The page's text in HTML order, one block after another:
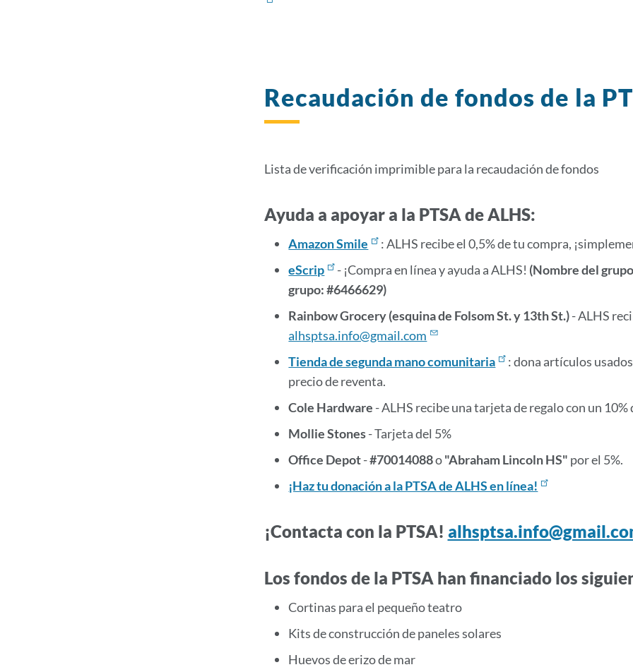
Recaudación de fondos de la
Lista de verificación imprimible para la recaudación de fondos
Ayuda a apoyar a la PTSA de ALHS:
Amazon Smile
: ALHS recibe el 0,5% de tu compra,
eScrip
- ¡Compra en línea y ayuda a ALHS! (Nombre del
grupo: #6466629)
Rainbow Grocery (esquina de Folsom St. y 13th St.)- ALHS
alhsptsa.info@gmail.com
Tienda de segunda mano comunitaria
: dona artículos
precio de reventa.
Cole Hardware - ALHS recibe una tarjeta de regalo con un 10%
Mollie Stones- Tarjeta del 5%
Office Depot-#70014088o"Abraham Lincoln HS" por el 5%.
¡Haz tu donación a la PTSA de ALHS en línea!
¡Contacta con la PTSA!
Los fondos de la PTSA han financiado los
Cortinas para el pequeño teatro
Kits de construcción de paneles solares
Huevos de erizo de mar